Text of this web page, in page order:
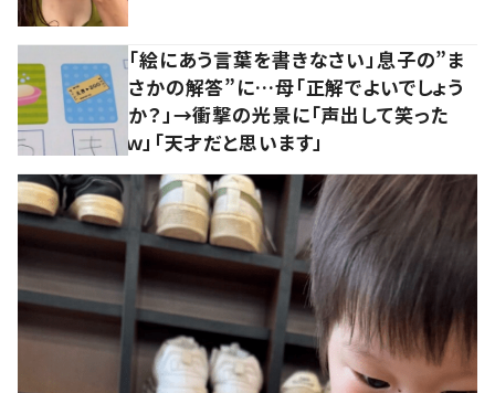
「絵にあう言葉を書きなさい」息子の”ま
さかの解答”に…母「正解でよいでしょう
か？」→衝撃の光景に「声出して笑った
ｗ」「天才だと思います」